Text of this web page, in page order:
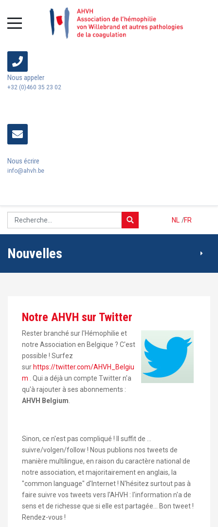
Nous appeler
+32 (0)460 35 23 02
Nous écrire
info@ahvh.be
NL FR
/
Nouvelles
Notre AHVH sur Twitter
Rester branché sur l'Hémophilie et
notre Association en Belgique ? C'est
possible ! Surfez
sur https://twitter.com/AHVH_Belgiu
m . Qui a déjà un compte Twitter n'a
qu'à rajouter à ses abonnements :
AHVH Belgium
Sinon, ce n'est pas compliqué ! Il suffit de ...
suivre/volgen/follow ! Nous publions nos tweets de
manière multilingue, en raison du caractère national de
notre association, et majoritairement en anglais, la
"common language" d'Internet ! N'hésitez surtout pas à
faire suivre vos tweets vers l'AHVH : l'information n'a de
sens et de richesse que si elle est partagée... Bon tweet !
Rendez-vous !